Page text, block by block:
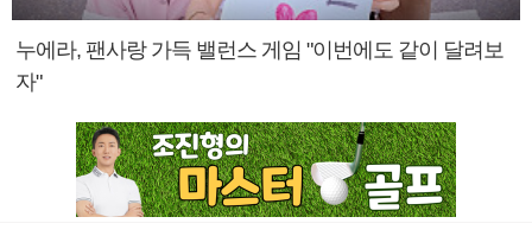
누에라, 팬사랑 가득 밸런스 게임 "이번에도 같이 달려보
자"